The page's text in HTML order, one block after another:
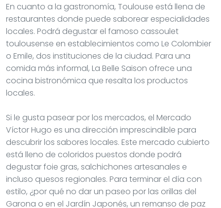
En cuanto a la gastronomía, Toulouse está llena de
restaurantes donde puede saborear especialidades
locales. Podrá degustar el famoso cassoulet
toulousense en establecimientos como Le Colombier
o Emile, dos instituciones de la ciudad. Para una
comida más informal, La Belle Saison ofrece una
cocina bistronómica que resalta los productos
locales.
Si le gusta pasear por los mercados, el Mercado
Víctor Hugo es una dirección imprescindible para
descubrir los sabores locales. Este mercado cubierto
está lleno de coloridos puestos donde podrá
degustar foie gras, salchichones artesanales e
incluso quesos regionales. Para terminar el día con
estilo, ¿por qué no dar un paseo por las orillas del
Garona o en el Jardín Japonés, un remanso de paz